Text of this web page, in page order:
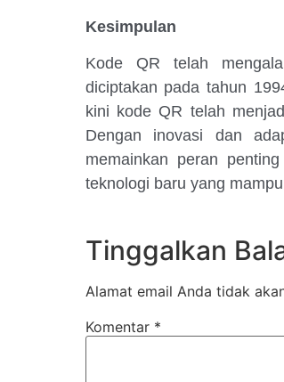
Kesimpulan
Kode QR telah
diciptakan pada tahun
kini kode QR telah
Dengan inovasi dan
memainkan peran
teknologi baru yang
Tinggalkan
Alamat email Anda tidak
Komentar *